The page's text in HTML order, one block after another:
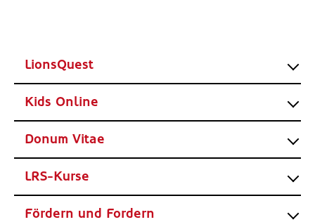
LionsQuest
Kids Online
Donum Vitae
LRS-Kurse
Fördern und Fordern